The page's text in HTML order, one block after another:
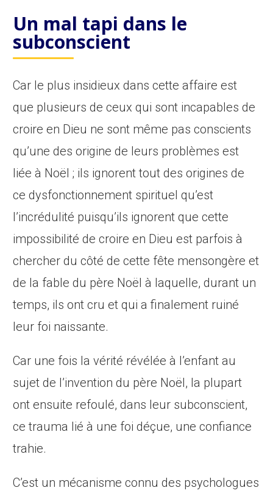
Un mal tapi dans le
subconscient
Car le plus insidieux dans cette affaire est
que plusieurs de ceux qui sont incapables de
croire en Dieu ne sont même pas conscients
qu’une des origine de leurs problèmes est
liée à Noël ; ils ignorent tout des origines de
ce dysfonctionnement spirituel qu’est
l’incrédulité puisqu’ils ignorent que cette
impossibilité de croire en Dieu est parfois à
chercher du côté de cette fête mensongère et
de la fable du père Noël à laquelle, durant un
temps, ils ont cru et qui a finalement ruiné
leur foi naissante.
Car une fois la vérité révélée à l’enfant au
sujet de l’invention du père Noël, la plupart
ont ensuite refoulé, dans leur subconscient,
ce trauma lié à une foi déçue, une confiance
trahie.
C’est un mécanisme connu des psychologues